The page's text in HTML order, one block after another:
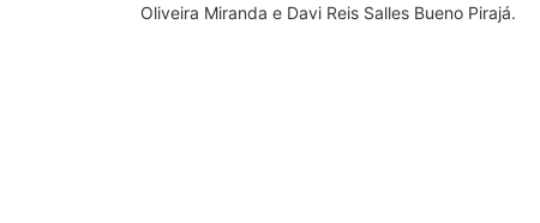
Oliveira Miranda e Davi Reis Salles Bueno Pirajá.